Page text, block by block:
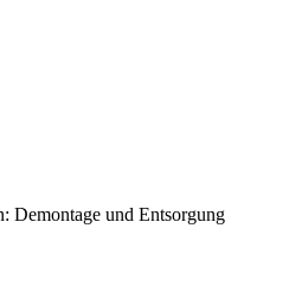
Demontage und Entsorgung